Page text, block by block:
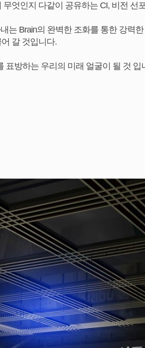
엇인지 다같이 공유하는 CI, 비전 선
는 Brain의 완벽한 조화를 통한 강력
갈 것입니다.
표방하는 우리의 미래 얼굴이 될 것 입